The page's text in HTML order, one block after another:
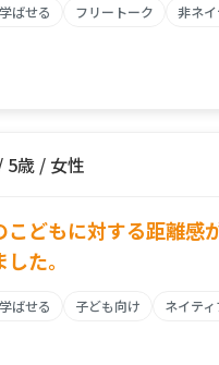
ばせる フリートーク
非ネ
5歳 / 女性
こどもに対する距離感
た。
ばせる 子ども向け
ネイテ